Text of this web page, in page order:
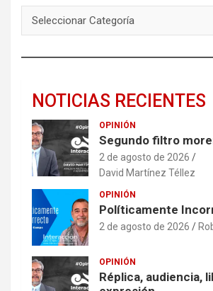
NOTICIAS RECIENTES
OPINIÓN
Segundo filtro
2 de agosto de 2026
David Martínez Téllez
OPINIÓN
Políticamente
2 de agosto de 2026
OPINIÓN
Réplica, audiencia,